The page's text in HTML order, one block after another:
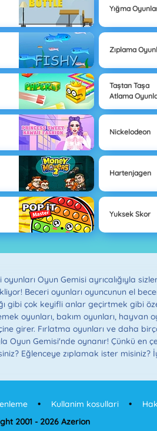
Yığma
Zıplama
Taştan Taşa
Atlama
Nickelodeon
Hartenjagen
Yuksek Skor
Oyun Gemisi ayrıcalığıyla
Beceri oyunları oyuncunun el
gibi çok keyifli anlar geçirtmek gibi
oyunları, bakım oyunları,
girer. Fırlatma oyunları ve daha
Oyun Gemisi'nde oynanır! Çünkü
Eğlenceye zıplamak ister misiniz?
Kullanim kosullari
2001 - 2026 Azerion